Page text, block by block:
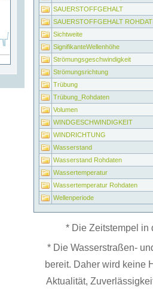
SAUERSTOFFGEHALT
SAUERSTOFFGEHALT
Sichtweite
SignifikanteWellenhöhe
Strömungsgeschwindigkeit
Strömungsrichtung
Trübung
Trübung_Rohdaten
Volumen
WINDGESCHWINDIGKEIT
WINDRICHTUNG
Wasserstand
Wasserstand Rohdaten
Wassertemperatur
Wassertemperatur Rohdaten
Wellenperiode
* Die Zeitstempel in
* Die Wasserstraßen-
bereit. Daher wird keine
Aktualität,